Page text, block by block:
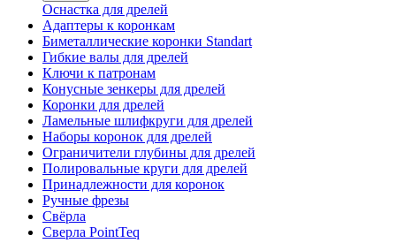
Оснастка для дрелей
Адаптеры к коронкам
Биметаллические коронки Standart
Гибкие валы для дрелей
Ключи к патронам
Конусные зенкеры для дрелей
Коронки для дрелей
Ламельные шлифкруги для дрелей
Наборы коронок для дрелей
Ограничители глубины для дрелей
Полировальные круги для дрелей
Принадлежности для коронок
Ручные фрезы
Свёрла
Сверла PointTeq